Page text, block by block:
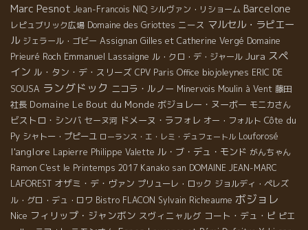
Marc Pesnot Jean-Francois NIQ シルヴァン・リショーム Barcelone
レピュブリック広場 Domaine des Griottes ニース マルセル・ラピエー
ル ジェラール・ゴビー Assignan Gilles et Catherine Vergé Domaine
Prieuré Roch Emmanuel Lassaigne ル・クロ・デ・ジャール Jura スペ
イン ル・タン・デ・スリーズ CPV Paris Office biojoleynes ERIC DE
SOUSA ラングドック ニコラ・ルノー Minervois Moulin à Vent 藤田
社長 Domaine Le Bout du Monde ボジョレー・ヌーボー モニカさん
ビストロ・シンバ セーヌ河 ドメーヌ・ラフォレ オー・フォルト Côte du
Py シャトー・プピーユ ローランス・エ・レミ・デュフェートル Louforosé
l'anglore Lapierre Philippe Valette ル・ブ・デュ・モンド がんちゃん
Ramon C'est le Printemps 2017 Kanako san DOMAINE JEAN-MARC
LAFOREST オザミ・デ・ヴァン プリューレ・ロック ジョルディ・ペレズ
ル・グロ・デュ・ロワ Bistro FLACON Sylvain Richeaume ボジョレ
Nice フィリップ・ジャンボン スヴィニャルグ コート・デュ・ピ ピエ